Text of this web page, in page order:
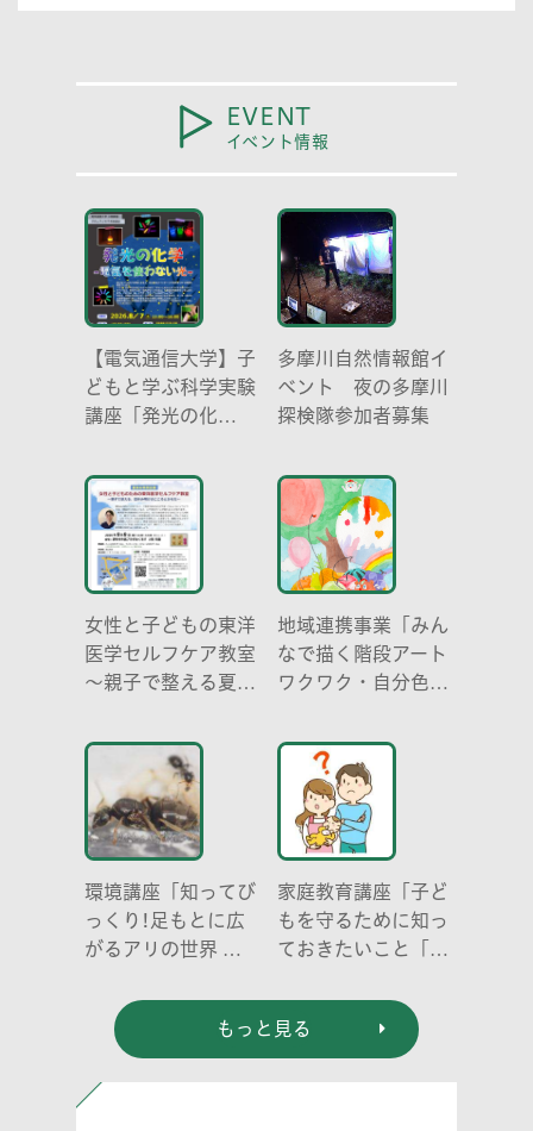
EVENT
イベント情報
【電気通信大学】子
どもと学ぶ科学実験
講座「発光の化
い光-」
多摩川自然情報館イ
ベント 夜の多摩川
探検隊参加者募集
女性と子どもの東洋
医学セルフケア教室
～親子で整える夏休
らだ～
地域連携事業「みん
なで描く階段アート
ワクワク・自分色の
環境講座「知ってび
っくり!足もとに広
がるアリの世界 ア
成り立ち、生態系に
おける役割」
家庭教育講座「子ど
もを守るために知っ
ておきたいこと「プ
どう伝える? (幼児
編)」
もっと見る